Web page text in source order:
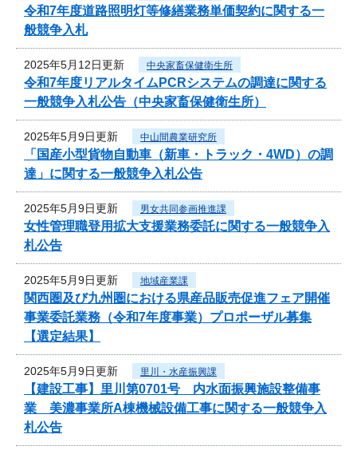
令和7年度道路照明灯等修繕業務単価契約に関する一
般競争入札
2025年5月12日更新 中央家畜保健衛生所
令和7年度リアルタイムPCRシステムの調達に関する
一般競争入札公告（中央家畜保健衛生所）
2025年5月9日更新 中山間農業研究所
「国産小型貨物自動車（新車・トラック・4WD）の調
達」に関する一般競争入札公告
2025年5月9日更新 男女共同参画推進課
女性管理職登用拡大支援業務委託に関する一般競争入
札公告
2025年5月9日更新 地域産業課
関西圏及び九州圏における県産品販売促進フェア開催
事業委託業務（令和7年度事業）プロポーザル募集
【選定結果】
2025年5月9日更新 里川・水産振興課
【建設工事】里川第0701号 内水面振興施設整備事
業 美濃事業所A棟機械設備工事に関する一般競争入
札公告